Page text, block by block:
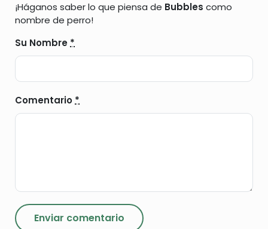
¡Háganos saber lo que piensa de Bubbles como
nombre de perro!
Su Nombre *
Comentario *